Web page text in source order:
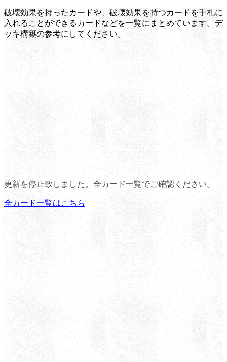
破壊効果を持ったカードや、破壊効果を持つカードを手札に
入れることができるカードなどを一覧にまとめています。デ
ッキ構築の参考にしてください。
更新を停止致しました。全カード一覧でご確認ください。
全カード一覧はこちら